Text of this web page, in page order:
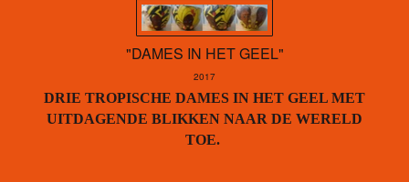
"DAMES IN HET GEEL"
2017
DRIE TROPISCHE DAMES IN HET GEEL MET
UITDAGENDE BLIKKEN NAAR DE WERELD
TOE.